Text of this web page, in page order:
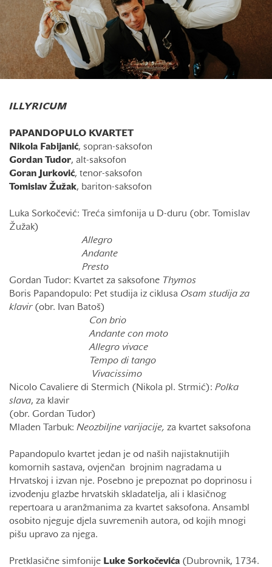
ILLYRICUM
PAPANDOPULO KVARTET
Nikola Fabijanić, sopran-saksofon
Gordan Tudor, alt-saksofon
Goran Jurković, tenor-saksofon
Tomislav Žužak, bariton-saksofon
Luka Sorkočević: Treća simfonija u D-duru (obr. Tomislav
Žužak)
Allegro
Andante
Presto
Gordan Tudor: Kvartet za saksofone Thymos
Boris Papandopulo: Pet studija iz ciklusa Osam studija za
klavir(obr. Ivan Batoš)
Con brio
Andante con moto
Allegro vivace
Tempo di tango
Vivacissimo
Nicolo Cavaliere di Stermich (Nikola pl. Strmić): Polka
slava, za klavir
(obr. Gordan Tudor)
Mladen Tarbuk: Neozbiljne varijacije, za kvartet saksofona
Papandopulo kvartet jedan je od naših najistaknutijih
komornih sastava, ovjenčan brojnim nagradama u
Hrvatskoj i izvan nje. Posebno je prepoznat po doprinosu i
izvođenju glazbe hrvatskih skladatelja, ali i klasičnog
repertoara u aranžmanima za kvartet saksofona. Ansambl
osobito njeguje djela suvremenih autora, od kojih mnogi
pišu upravo za njega.
Pretklasične simfonije Luke Sorkočevića (Dubrovnik, 1734.